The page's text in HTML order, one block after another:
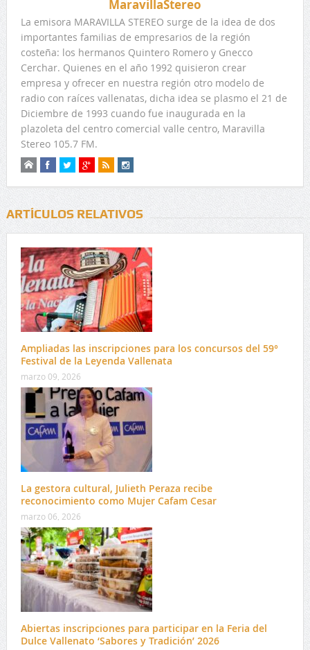
MaravillaStereo
La emisora MARAVILLA STEREO surge de la idea de dos
importantes familias de empresarios de la región
costeña: los hermanos Quintero Romero y Gnecco
Cerchar. Quienes en el año 1992 quisieron crear
empresa y ofrecer en nuestra región otro modelo de
radio con raíces vallenatas, dicha idea se plasmo el 21 de
Diciembre de 1993 cuando fue inaugurada en la
plazoleta del centro comercial valle centro, Maravilla
Stereo 105.7 FM.
ARTÍCULOS RELATIVOS
Ampliadas las inscripciones para los concursos del 59°
Festival de la Leyenda Vallenata
marzo 09, 2026
La gestora cultural, Julieth Peraza recibe
reconocimiento como Mujer Cafam Cesar
marzo 06, 2026
Abiertas inscripciones para participar en la Feria del
Dulce Vallenato ‘Sabores y Tradición’ 2026